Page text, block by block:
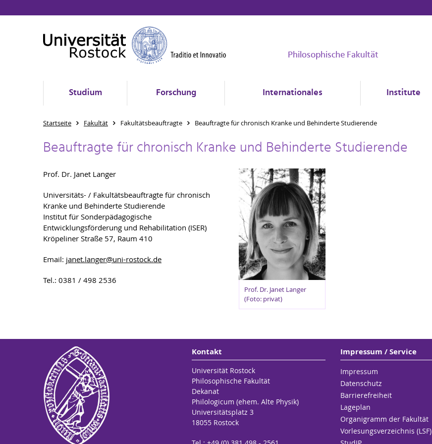
Philosophische Fakultät
Studium Forschung Internationales Institute
Startseite Fakultät Fakultätsbeauftragte Beauftragte für chronisch Kranke und Behinderte Studierende
Beauftragte für chronisch Kranke und Behinderte Studierende
Prof. Dr. Janet Langer
(Foto: privat)
Prof. Dr. Janet Langer
Universitäts- / Fakultätsbeauftragte für chronisch
Kranke und Behinderte Studierende
Institut für Sonderpädagogische
Entwicklungsförderung und Rehabilitation (ISER)
Kröpeliner Straße 57, Raum 410
Email: janet.langer@uni-rostock.de
Tel.: 0381 / 498 2536
Kontakt
Universität Rostock
Philosophische Fakultät
Dekanat
Philologicum (ehem. Alte Physik)
Universitätsplatz 3
18055 Rostock
Impressum / Service
Impressum
Datenschutz
Barrierefreiheit
Lageplan
Organigramm der Fakultät
Vorlesungsverzeichnis (LSF)